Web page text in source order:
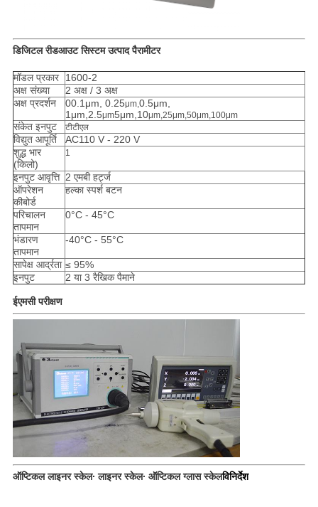
डिजिटल रीडआउट सिस्टम उत्पाद पैरामीटर
मॉडल प्रकार
1600-2
अक्ष संख्या
2 अक्ष / 3 अक्ष
अक्ष प्रदर्शन
00.1μm, 0.25μm, 0.5μm,
1μm,2.5μm5μm,10μm,25μm,50μm,100μm
संकेत इनपुट टीटीएल
विद्युत आपूर्ति
AC110 V - 220 V
शुद्ध भार
(किलो)
1
इनपुट आवृत्ति 2 एमबी हर्ट्ज
ऑपरेशन
कीबोर्ड
हल्का स्पर्श बटन
परिचालन
तापमान
0°C - 45°C
भंडारण
तापमान
-40°C - 55°C
सापेक्ष आर्द्रता ≤ 95%
इनपुट
2 या 3 रैखिक पैमाने
ईएमसी परीक्षण
ऑप्टिकल लाइनर स्केल∙ लाइनर स्केल∙ ऑप्टिकल ग्लास स्केलविनिर्देश